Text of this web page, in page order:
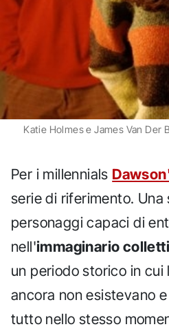
Katie Holmes e James Van
Per i millennials
serie di riferimento. Una
personaggi capaci di
nell'immaginario
un periodo storico in
ancora non esistevano
tutto nello stesso